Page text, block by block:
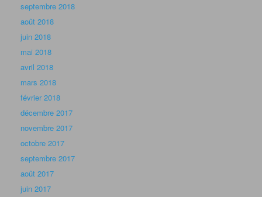
septembre 2018
août 2018
juin 2018
mai 2018
avril 2018
mars 2018
février 2018
décembre 2017
novembre 2017
octobre 2017
septembre 2017
août 2017
juin 2017